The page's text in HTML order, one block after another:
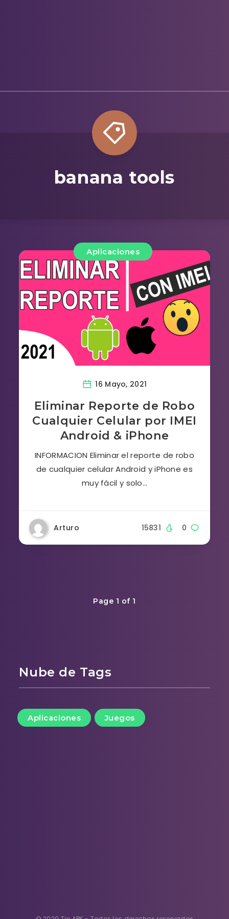
banana tools
Aplicaciones
16 Mayo, 2021
Eliminar Reporte de Robo
Cualquier Celular por IMEI
Android & iPhone
INFORMACION Eliminar el reporte de robo
de cualquier celular Android y iPhone es
muy fácil y solo…
Arturo 0
15831
Page 1 of 1
Nube de Tags
Aplicaciones Juegos